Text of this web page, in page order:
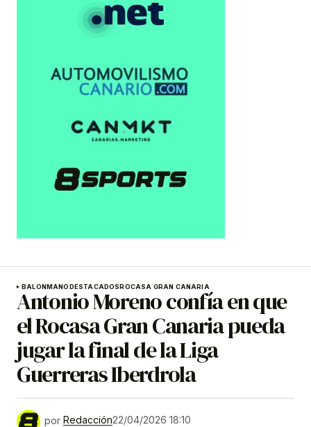
BALONMANODESTACADOSROCASA GRAN CANARIA
Antonio Moreno confía en que
el Rocasa Gran Canaria pueda
jugar la final de la Liga
Guerreras Iberdrola
por Redacción22/04/2026 18:10